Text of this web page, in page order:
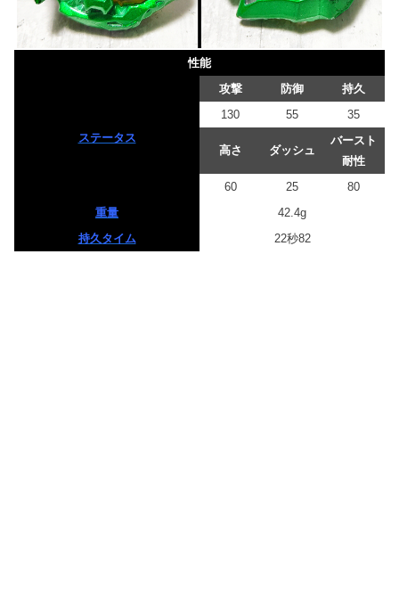
性能
ステータス
攻撃 防御
持久
130
55 35
高さ ダッシュ
バースト
耐性
60
25
80
重量
42.4g
持久タイム
22秒82